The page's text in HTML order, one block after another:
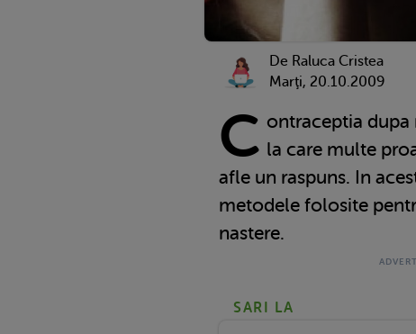
De Raluca Cristea
Marţi, 20.10.2009
C ontraceptia dupa
la care multe
afle un raspuns. In
metodele folosite
nastere.
SARI LA